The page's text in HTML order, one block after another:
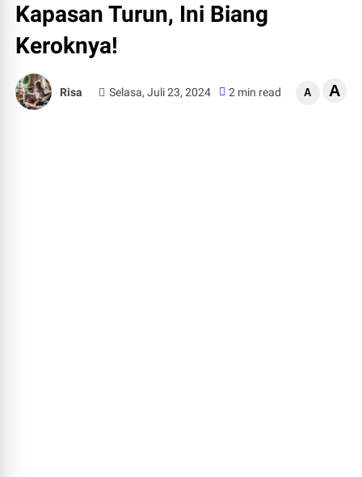
Kapasan Turun, Ini Biang
Keroknya!
Risa Selasa, Juli 23, 2024 2 min read A A